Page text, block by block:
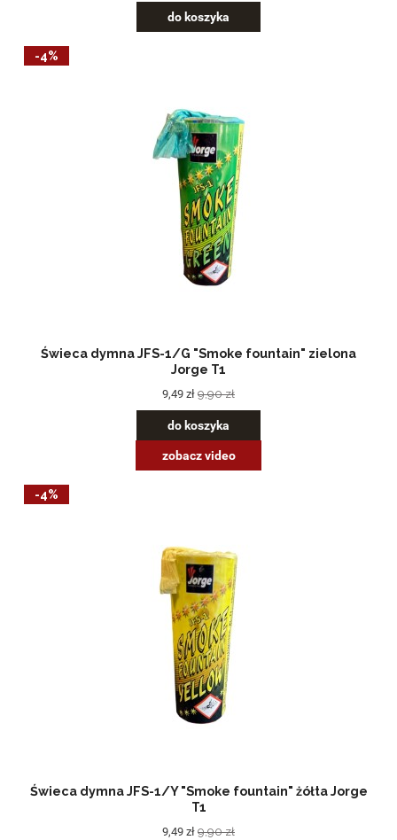
do koszyka
Świeca dymna JFS-1/G "Smoke fountain" zielona
Jorge T1
9,49 zł 9,90 zł
do koszyka
zobacz video
-4%
Świeca dymna JFS-1/Y "Smoke fountain" żółta Jorge
T1
9,49 zł 9,90 zł
-4%